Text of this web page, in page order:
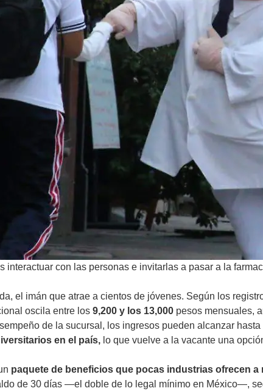
interactuar con las personas e invitarlas a pasar a la
el imán que atrae a cientos de jóvenes. Según los
oscila entre los 9,200 y los 13,000 pesos mensuales,
de la sucursal, los ingresos pueden alcanzar hasta
en el país, lo que vuelve a la vacante una
paquete de beneficios que pocas industrias ofrecen a
de 30 días —el doble de lo legal mínimo en México—,